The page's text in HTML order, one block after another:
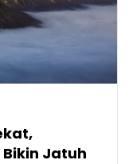
Jatuh